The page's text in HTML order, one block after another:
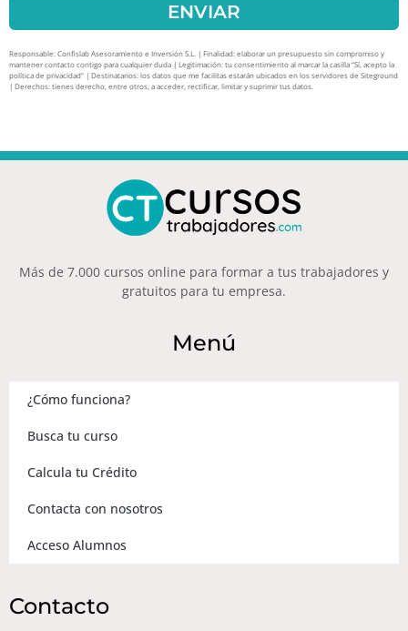
ENVIAR
Responsable: Confislab Asesoramiento e Inversión S.L. | Finalidad: elaborar un presupuesto sin compromiso y
mantener contacto contigo para cualquier duda | Legitimación: tu consentimiento al marcar la casilla “Sí, acepto la
política de privacidad” | Destinatarios: los datos que me facilitas estarán ubicados en los servidores de Siteground
| Derechos: tienes derecho, entre otros, a acceder, rectificar, limitar y suprimir tus datos.
Más de 7.000 cursos online para formar a tus trabajadores y
gratuitos para tu empresa.
Menú
¿Cómo funciona?
Busca tu curso
Calcula tu Crédito
Contacta con nosotros
Acceso Alumnos
Contacto